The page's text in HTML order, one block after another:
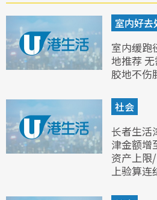
室内好去
室内缓跑
地推荐
胶地不伤
社会
长者生活
津金额增
资产上限
上验算连